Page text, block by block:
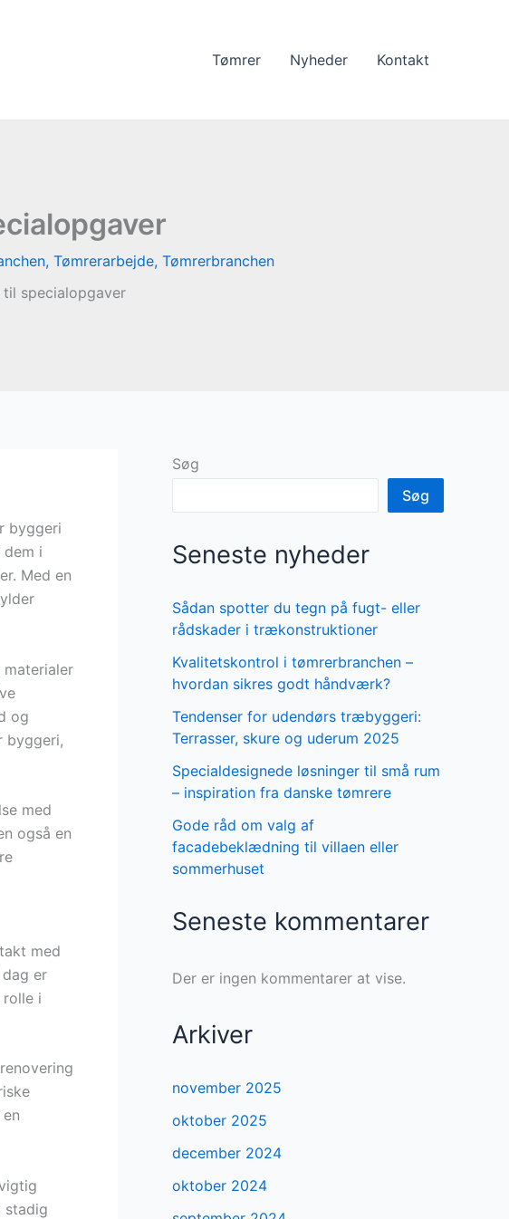
Tømrer Nyheder Kontakt
, Tømrerarbejde, Tømrerbranchen
specialopgaver
byggeri
i
Med en
og
byggeri,
med
også en
med
er
i
stadig
Søg
Søg
Seneste nyheder
Sådan spotter du tegn på fugt- eller
rådskader i trækonstruktioner
Kvalitetskontrol i tømrerbranchen –
hvordan sikres godt håndværk?
Tendenser for udendørs træbyggeri:
Terrasser, skure og uderum 2025
Specialdesignede løsninger til små rum
– inspiration fra danske tømrere
Gode råd om valg af
facadebeklædning til villaen eller
sommerhuset
Seneste kommentarer
Der er ingen kommentarer at vise.
Arkiver
november 2025
oktober 2025
december 2024
oktober 2024